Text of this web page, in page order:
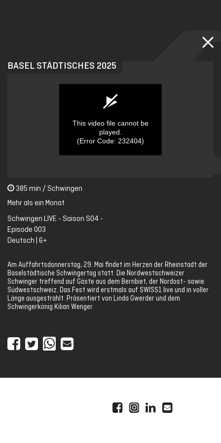
seconds
0
This video file cannot be
played.
(Error Code: 232404)
BASEL STÄDTISCHES 2025
385 min / Schwingen
Mehr als ein Monat
Schwingen LIVE - Saison S04 -
Episode 003
Deutsch | 6+
Am Auffahrtsdonnerstag, 29. Mai findet im Herzen der Rheinstadt der
Baselstädtische Schwingertag statt. Die Nordwestschweizer
Schwinger treffend auf Gäste aus dem Bernbiet, der Nordost- sowie
Südwestschweiz. Das Fest wird erstmals auf SWISS1 live und in voller
Länge ausgestrahlt. Präsentiert von Linda Gwerder und dem
Schwingerkönig Kilian Wenger.